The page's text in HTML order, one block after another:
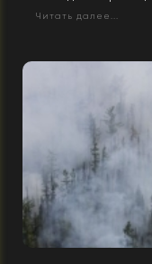
Читать далее...